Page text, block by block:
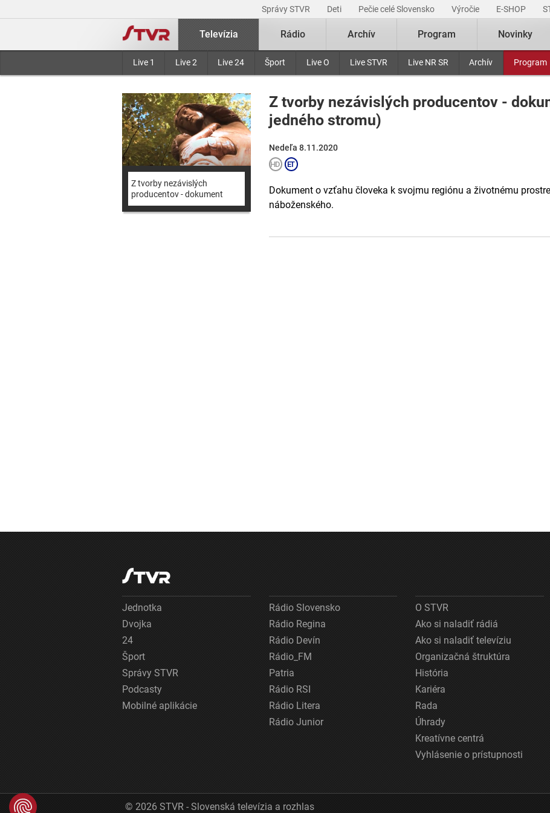
Správy STVR Deti Pečie celé Slovensko Výročie E-SHOP
Televízia
Live 1 Live 2 Live 24 Šport Live O Live STVR Live NR SR Archív Program
Rádio Archív Program Novinky
Z tvorby nezávislých
producentov - dokument
Z tvorby nezávislých producentov -
jedného stromu)
Nedeľa 8.11.2020
Dokument o vzťahu človeka k svojmu regiónu a životnému
náboženského.
Jednotka
Dvojka
24
Šport
Správy STVR
Podcasty
Mobilné aplikácie
Rádio Slovensko
Rádio Regina
Rádio Devín
Rádio_FM
Patria
Rádio RSI
Rádio Litera
Rádio Junior
O STVR
Ako si naladiť rádiá
Ako si naladiť televíziu
Organizačná štruktúra
História
Kariéra
Rada
Úhrady
Kreatívne centrá
Vyhlásenie o prístupnosti
© 2026 STVR - Slovenská televízia a rozhlas